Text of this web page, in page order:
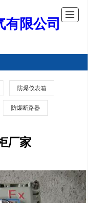
有限公司
防爆仪表箱
防爆断路器
厂家